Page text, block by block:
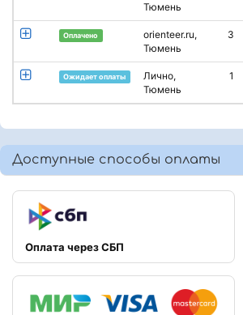
Тюмень
Оплачено
orienteer.ru,
Тюмень
3
Ожидает оплаты
Лично,
Тюмень
1
Доступные способы оплаты
Оплата через СБП